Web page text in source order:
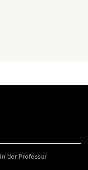
der Professur